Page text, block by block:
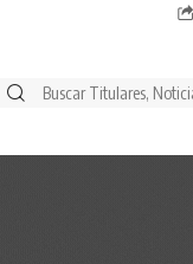
Buscar